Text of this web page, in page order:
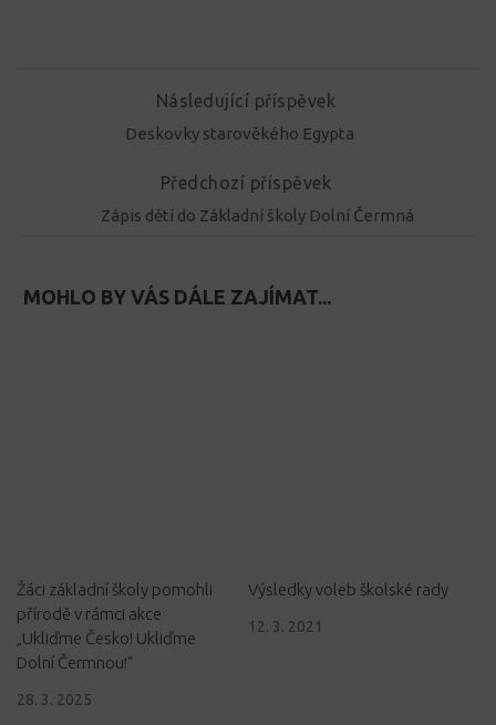
Následující příspěvek
Deskovky starověkého Egypta
Předchozí příspěvek
Zápis dětí do Základní školy Dolní Čermná
MOHLO BY VÁS DÁLE ZAJÍMAT...
Žáci základní školy pomohli
přírodě v rámci akce
„Ukliďme Česko! Ukliďme
Dolní Čermnou!“
28. 3. 2025
Výsledky voleb školské rady
12. 3. 2021